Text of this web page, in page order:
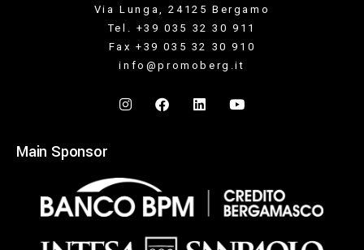
Via Lunga, 24125 Bergamo
Tel. +39 035 32 30 911
Fax +39 035 32 30 910
info@promoberg.it
Main Sponsor